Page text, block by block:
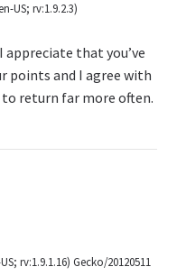
US; rv:1.9.2.3)
that you’ve
points and I agree with
return far more often.
rv:1.9.1.16) Gecko/20120511